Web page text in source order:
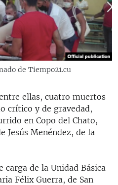
EN CUBA
AMÉRICA LATINA
de Tiempo21.cu
ellas, cuatro muertos
crítico y de gravedad,
en Copo del Chato,
Jesús Menéndez, de la
carga de la Unidad Básica
Félix Guerra, de San